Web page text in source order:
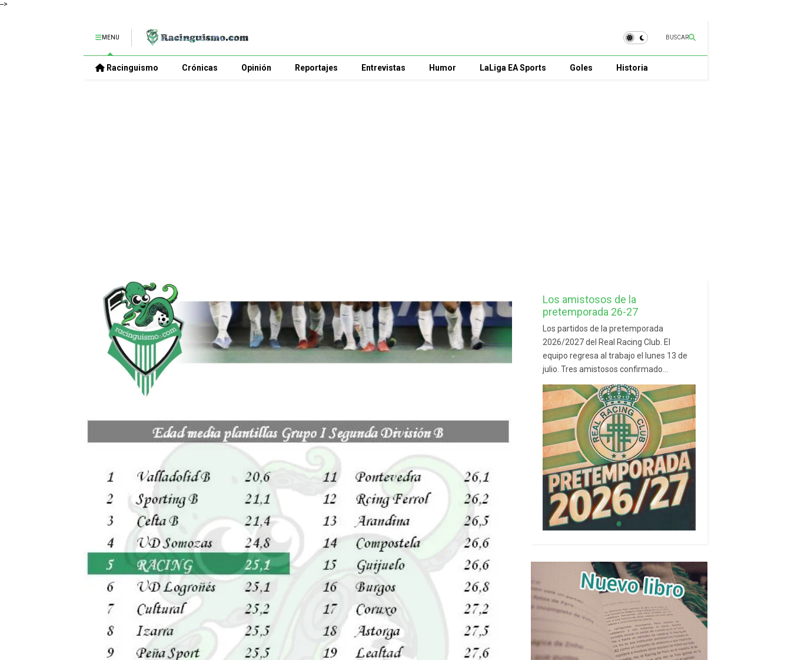
-->
MENU BUSCAR
Racinguismo Crónicas Opinión Reportajes Entrevistas Humor LaLiga EA Sports Goles Historia
Los amistosos de la
pretemporada 26-27
Los partidos de la pretemporada
2026/2027 del Real Racing Club. El
equipo regresa al trabajo el lunes 13 de
julio. Tres amistosos confirmado...